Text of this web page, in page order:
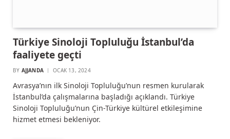
Türkiye Sinoloji Topluluğu İstanbul’da
faaliyete geçti
BY AJJANDA OCAK 13, 2024
Avrasya’nın ilk Sinoloji Topluluğu’nun resmen kurularak
İstanbul’da çalışmalarına başladığı açıklandı. Türkiye
Sinoloji Topluluğu’nun Çin-Türkiye kültürel etkileşimine
hizmet etmesi bekleniyor.